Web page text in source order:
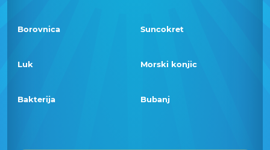
Borovnica Suncokret
Luk Morski konjic
Bakterija Bubanj